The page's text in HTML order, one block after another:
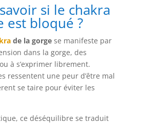
si le chakra
est bloqué ?
de la gorgese manifeste par
dans la gorge, des
à s’exprimer librement.
ressentent une peur d’être mal
se taire pour éviter les
ce déséquilibre se traduit